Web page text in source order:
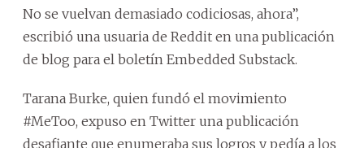
No se vuelvan demasiado codiciosas, ahora”,
escribió una usuaria de Reddit en una publicación
de blog para el boletín Embedded Substack.
Tarana Burke, quien fundó el movimiento
#MeToo, expuso en Twitter una publicación
desafiante que enumeraba sus logros y pedía a los